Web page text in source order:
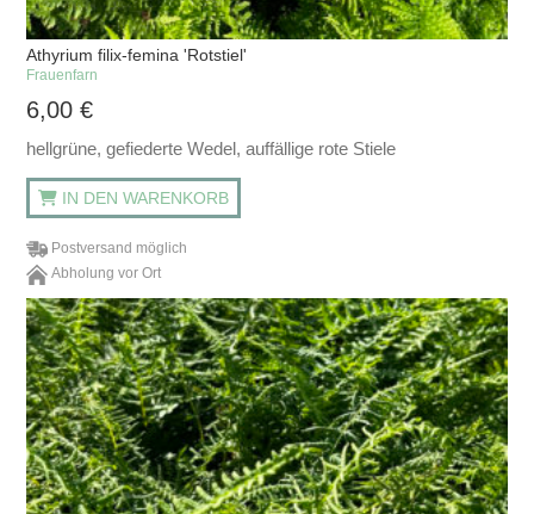
Athyrium filix-femina 'Rotstiel'
Frauenfarn
6,00€
hellgrüne, gefiederte Wedel, auffällige rote Stiele
IN DEN WARENKORB
Postversand möglich
Abholung vor Ort